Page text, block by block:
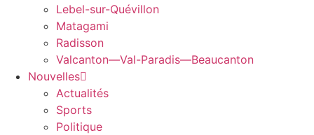
Lebel-sur-Quévillon
Matagami
Radisson
Valcanton—Val-Paradis—Beaucanton
Nouvelles
Actualités
Sports
Politique